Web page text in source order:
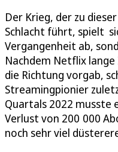
Der Krieg, der zu
Schlacht führt, spielt
Vergangenheit ab,
Nachdem Netflix lange
die Richtung vorgab,
Streamingpionier
Quartals 2022 musste
Verlust von 200 000
noch sehr viel